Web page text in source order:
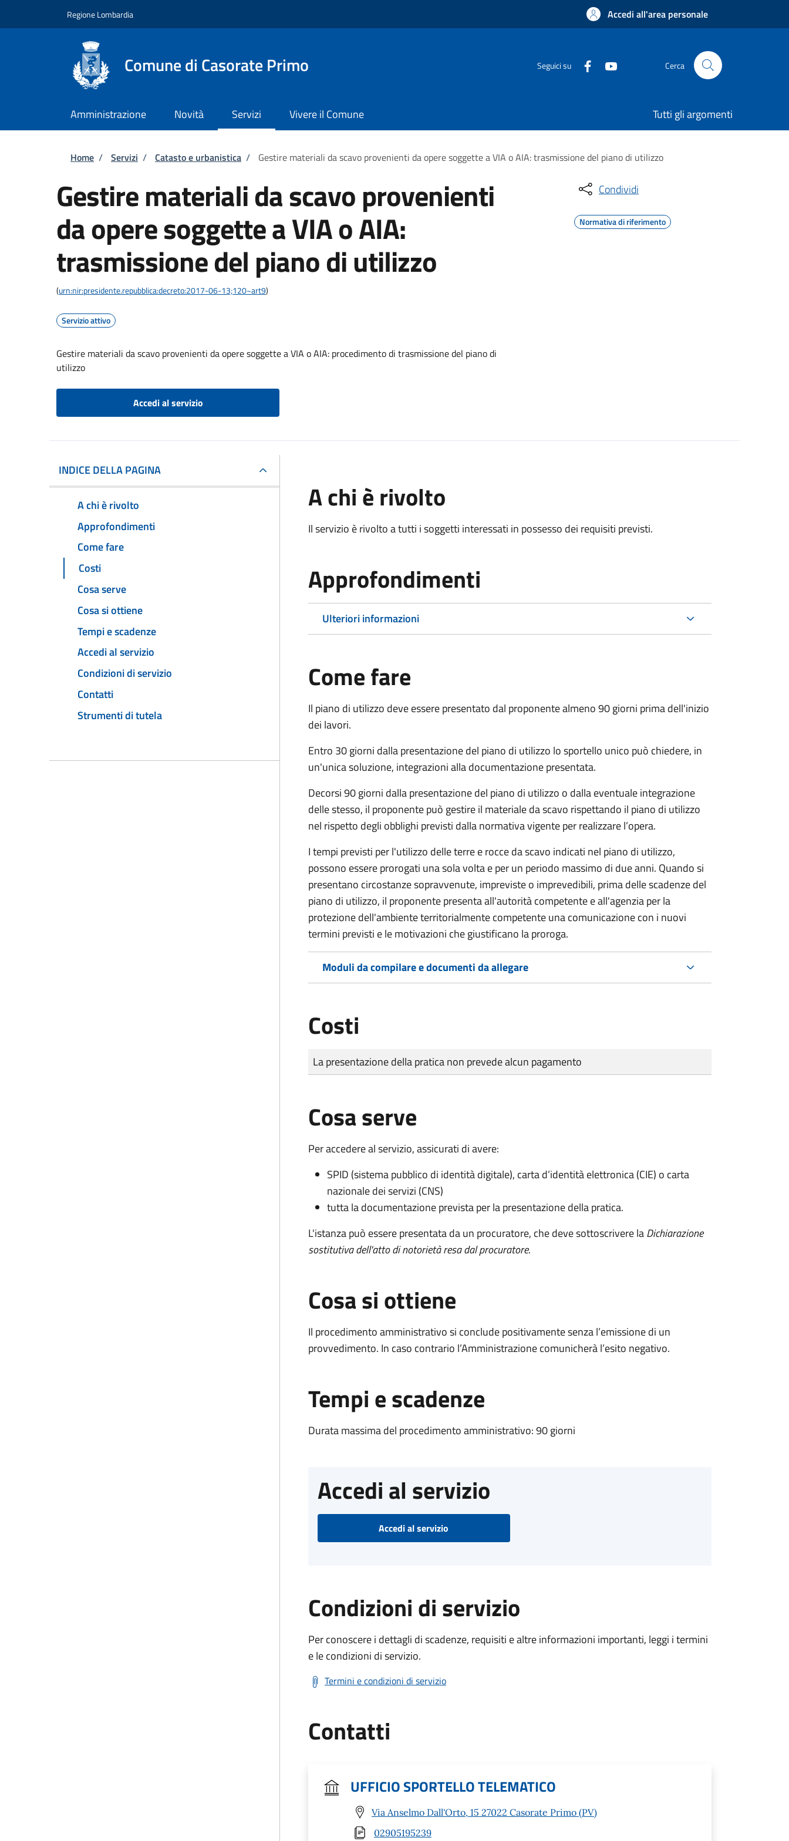
Regione Lombardia Accedi all'area personale
Comune di Casorate Primo Seguici su Cerca
Amministrazione Novità Servizi Vivere il Comune Tutti gli argomenti
Briciole di pane
Home / Servizi / Catasto e urbanistica / Gestire materiali da scavo provenienti da opere soggette a VIA o AIA: trasmissione del piano di utilizzo
Gestire materiali da scavo provenienti
da opere soggette a VIA o AIA:
trasmissione del piano di utilizzo
(urn:nir:presidente.repubblica:decreto:2017-06-13;120~art9)
Servizio attivo
Gestire materiali da scavo provenienti da opere soggette a VIA o AIA: procedimento di trasmissione del piano di
utilizzo
Accedi al servizio
Condividi
Normativa di riferimento
INDICE DELLA PAGINA
A chi è rivolto
Approfondimenti
Come fare
Costi
Cosa serve
Cosa si ottiene
Tempi e scadenze
Accedi al servizio
Condizioni di servizio
Contatti
Strumenti di tutela
A chi è rivolto
Il servizio è rivolto a tutti i soggetti interessati in possesso dei requisiti previsti.
Approfondimenti
Ulteriori informazioni
Come fare
Il piano di utilizzo deve essere presentato dal proponente almeno 90 giorni prima dell'inizio
dei lavori.
Entro 30 giorni dalla presentazione del piano di utilizzo lo sportello unico può chiedere, in
un'unica soluzione, integrazioni alla documentazione presentata.
Decorsi 90 giorni dalla presentazione del piano di utilizzo o dalla eventuale integrazione
delle stesso, il proponente può gestire il materiale da scavo rispettando il piano di utilizzo
nel rispetto degli obblighi previsti dalla normativa vigente per realizzare l’opera.
I tempi previsti per l'utilizzo delle terre e rocce da scavo indicati nel piano di utilizzo,
possono essere prorogati una sola volta e per un periodo massimo di due anni. Quando si
presentano circostanze sopravvenute, impreviste o imprevedibili, prima delle scadenze del
piano di utilizzo, il proponente presenta all'autorità competente e all'agenzia per la
protezione dell'ambiente territorialmente competente una comunicazione con i nuovi
termini previsti e le motivazioni che giustificano la proroga.
Moduli da compilare e documenti da allegare
Costi
Tipo di pagamento
Importo
La presentazione della pratica non prevede alcun pagamento
Cosa serve
Per accedere al servizio, assicurati di avere:
SPID (sistema pubblico di identità digitale), carta d’identità elettronica (CIE) o carta
nazionale dei servizi (CNS)
tutta la documentazione prevista per la presentazione della pratica.
L'istanza può essere presentata da un procuratore, che deve sottoscrivere laDichiarazione
sostitutiva dell'atto di notorietà resa dal procuratore.
Cosa si ottiene
Il procedimento amministrativo si conclude positivamente senza l’emissione di un
provvedimento. In caso contrario l’Amministrazione comunicherà l’esito negativo.
Tempi e scadenze
Durata massima del procedimento amministrativo: 90 giorni
Accedi al servizio
Accedi al servizio
Condizioni di servizio
Per conoscere i dettagli di scadenze, requisiti e altre informazioni importanti, leggi i termini
e le condizioni di servizio.
Termini e condizioni di servizio
Contatti
UFFICIO SPORTELLO TELEMATICO
Via Anselmo Dall'Orto, 15 27022 Casorate Primo (PV)
02905195239